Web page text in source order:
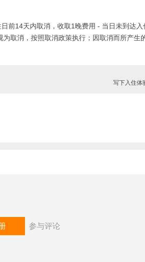
前14天内取消，收取1晚费用 - 当日未到达入
取消，按照取消政策执行；因取消而所产生
写下入住体
参与评论